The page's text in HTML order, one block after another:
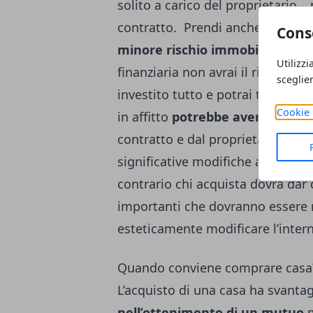
Cookie
solito a carico del proprietario…
contratto. Prendi anche in
minore rischio immobiliare
finanziaria non avrai il rischio di
investito tutto e potrai trovare
in affitto potrebbe avere
contratto e dal proprietario:
significative modifiche alla
contrario chi acquista dovrà
importanti che dovranno
esteticamente modificare
Quando conviene comprare
L’acquisto di una casa ha